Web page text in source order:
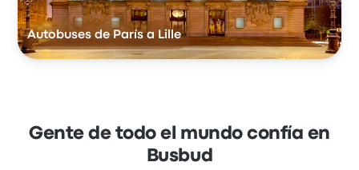
Autobuses de París a Lille
Gente de todo el mundo confía en
Busbud